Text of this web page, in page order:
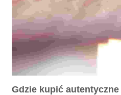
Gdzie kupić autentyczne